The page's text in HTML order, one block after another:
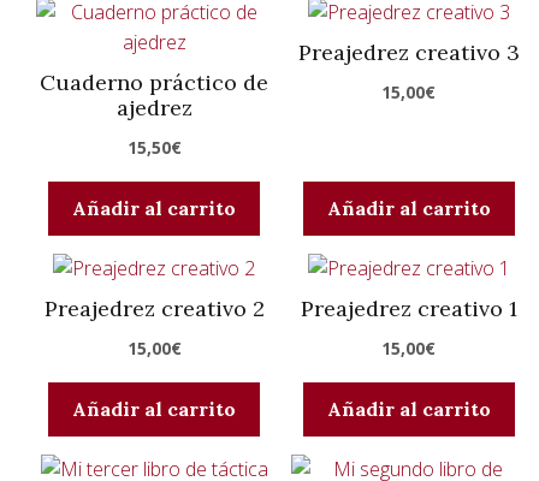
Cuaderno práctico de
ajedrez
15,50€
Añadir al carrito
Preajedrez creativo 3
15,00€
Añadir al carrito
Preajedrez creativo 2
15,00€
Añadir al carrito
Preajedrez creativo 1
15,00€
Añadir al carrito